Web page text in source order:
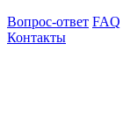
Вопрос-ответ FAQ
Контакты